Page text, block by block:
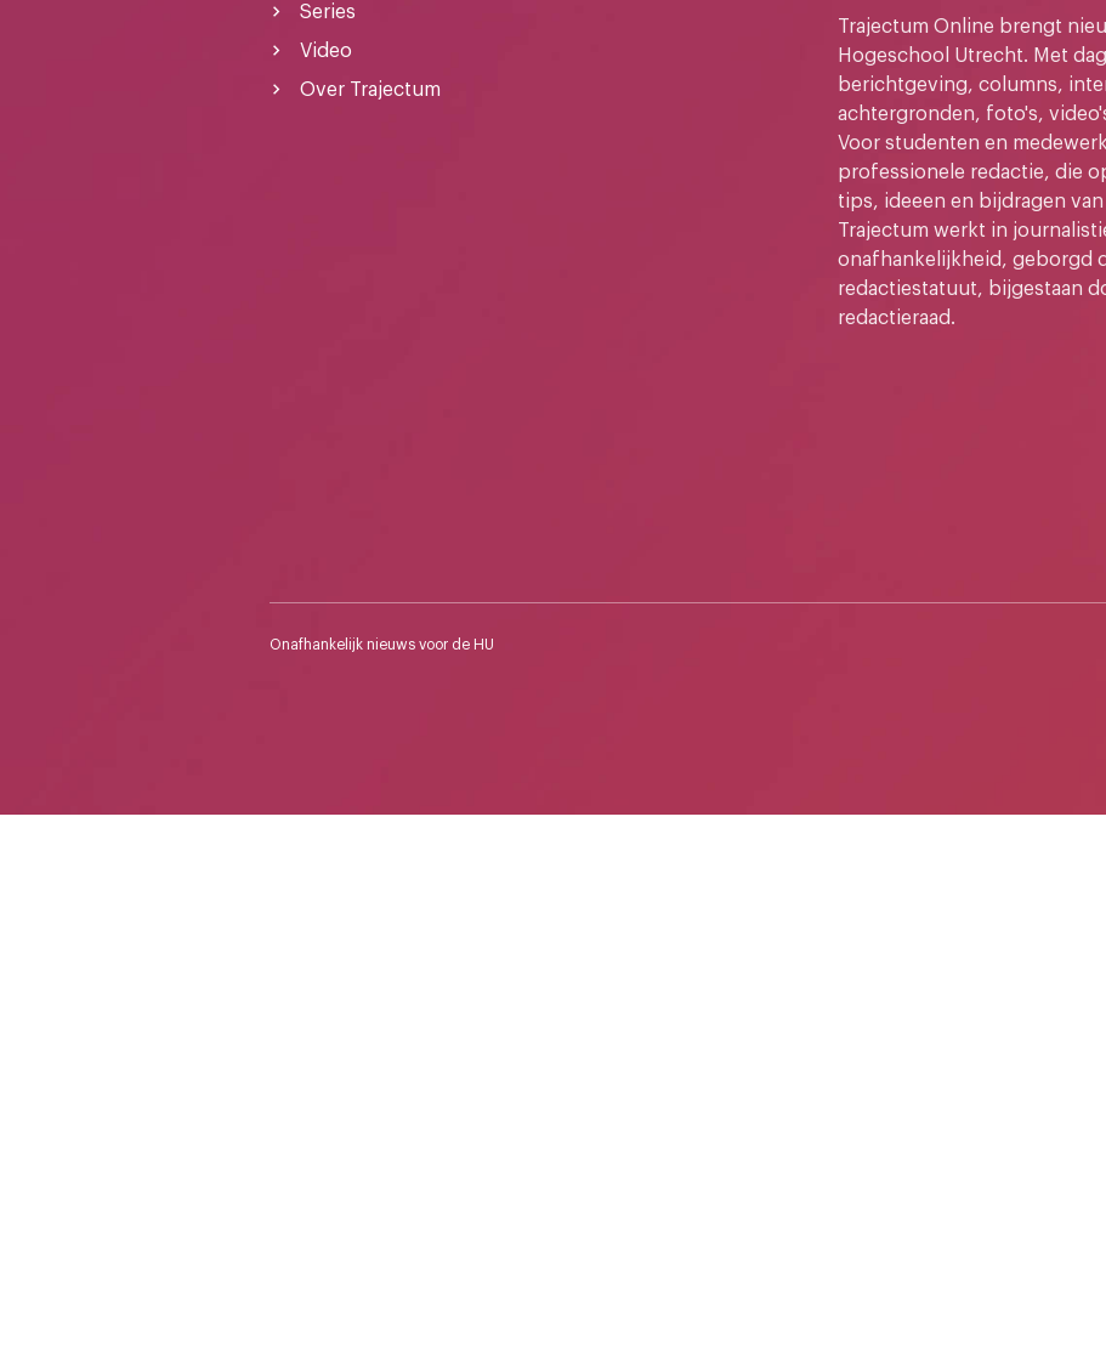
Series
Video
Over Trajectum
Trajectum Online brengt
Hogeschool Utrecht. Met
berichtgeving, columns,
achtergronden, foto's,
Voor studenten en
professionele redactie, die
tips, ideeen en bijdragen van
Trajectum werkt in
onafhankelijkheid, geborgd
redactiestatuut, bijgestaan
redactieraad.
Onafhankelijk nieuws voor de HU